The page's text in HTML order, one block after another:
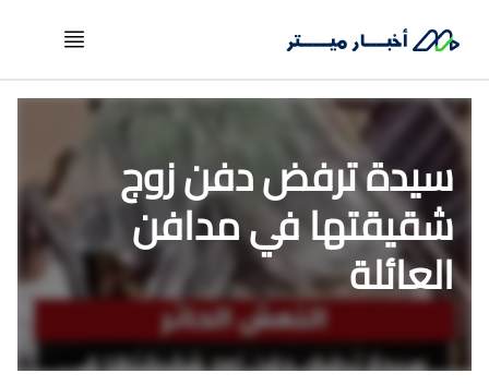
سيدة ترفض دفن زوج
شقيقتها في مدافن
العائلة